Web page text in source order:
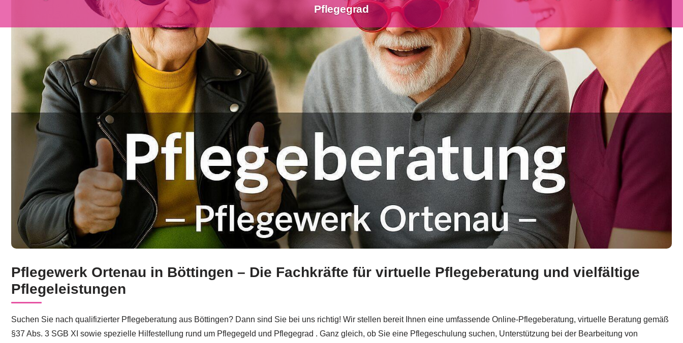
Pflegegrad
Sie suchen Pflegeberatung für Böttingen? ↗️Pflegewerk Ortenau unterstützt Sie und ✓Pflegekurs, Pflegeschulung, Online Pflege-Beratung SGB XI, Pflegegeld &
Pflegewerk Ortenau in Böttingen – Die Fachkräfte für virtuelle Pflegeberatung und vielfältige
Pflegeleistungen
Suchen Sie nach qualifizierter Pflegeberatung aus Böttingen? Dann sind Sie bei uns richtig! Wir stellen bereit Ihnen eine umfassende Online-Pflegeberatung, virtuelle Beratung gemäß
§37 Abs. 3 SGB XI sowie spezielle Hilfestellung rund um Pflegegeld und Pflegegrad . Ganz gleich, ob Sie eine Pflegeschulung suchen, Unterstützung bei der Bearbeitung von